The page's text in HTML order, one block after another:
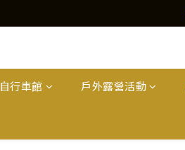
自行車館 戶外露營活動